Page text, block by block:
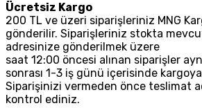
Ücretsiz Kargo
200 TL ve üzeri siparişleriniz MNG
gönderilir. Siparişleriniz stokta
adresinize gönderilmek üzere
saat 12:00 öncesi alınan siparişler
sonrası 1-3 iş günü içerisinde
Siparişinizi vermeden önce teslimat
kontrol ediniz.